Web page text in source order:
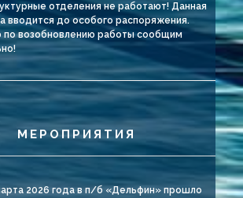
отделения не работают! Данная
вводится до особого распоряжения.
возобновлению работы сообщим
МЕРОПРИЯТИЯ
2026 года в п/б «Дельфин» прошло